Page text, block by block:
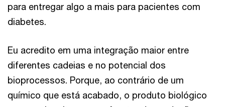
para entregar algo a mais para pacientes com
diabetes.
Eu acredito em uma integração maior entre
diferentes cadeias e no potencial dos
bioprocessos. Porque, ao contrário de um
químico que está acabado, o produto biológico